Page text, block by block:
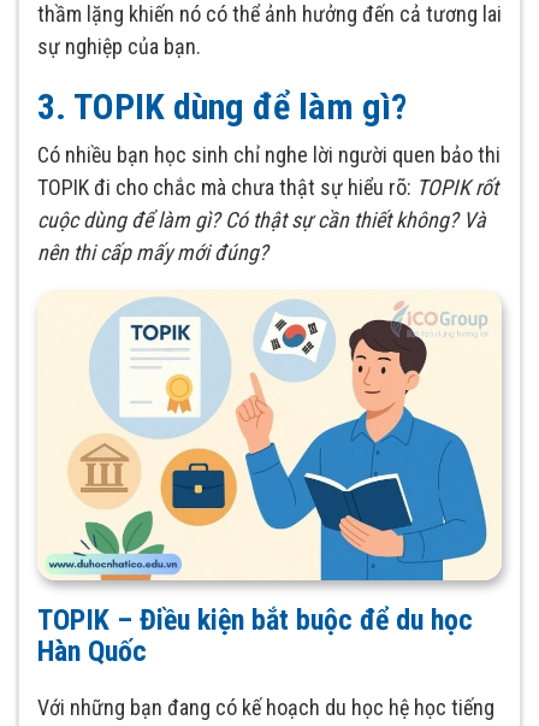
thầm lặng khiến nó có thể ảnh hưởng đến cả tương lai
sự nghiệp của bạn.
3. TOPIK dùng để làm gì?
Có nhiều bạn học sinh chỉ nghe lời người quen bảo thi
TOPIK đi cho chắc mà chưa thật sự hiểu rõ: TOPIK rốt
cuộc dùng để làm gì? Có thật sự cần thiết không? Và
nên thi cấp mấy mới đúng?
TOPIK – Điều kiện bắt buộc để du học
Hàn Quốc
Với những bạn đang có kế hoạch du học hệ học tiếng